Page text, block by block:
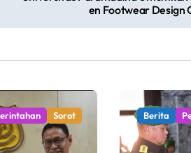
en Footwear Design
Sorot Berita